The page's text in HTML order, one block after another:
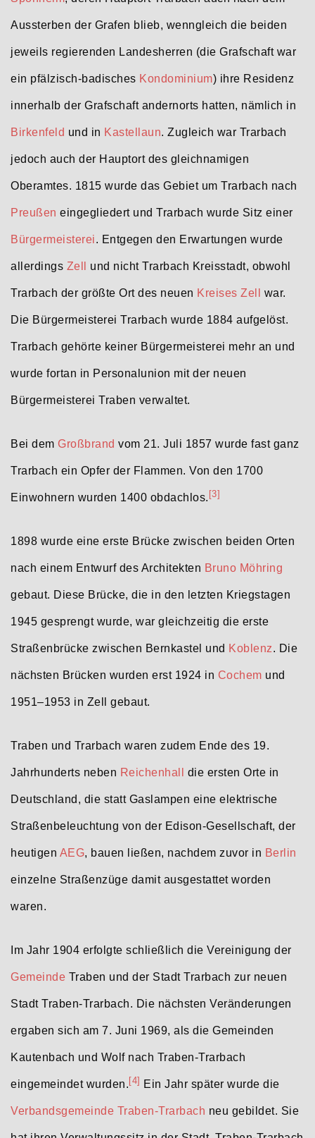
Aussterben der Grafen blieb, wenngleich die beiden
jeweils regierenden Landesherren (die Grafschaft war
ein pfälzisch-badisches Kondominium) ihre Residenz
innerhalb der Grafschaft andernorts hatten, nämlich in
Birkenfeld und in Kastellaun. Zugleich war Trarbach
jedoch auch der Hauptort des gleichnamigen
Oberamtes. 1815 wurde das Gebiet um Trarbach nach
Preußen eingegliedert und Trarbach wurde Sitz einer
Bürgermeisterei. Entgegen den Erwartungen wurde
allerdings Zell und nicht Trarbach Kreisstadt, obwohl
Trarbach der größte Ort des neuen Kreises Zell war.
Die Bürgermeisterei Trarbach wurde 1884 aufgelöst.
Trarbach gehörte keiner Bürgermeisterei mehr an und
wurde fortan in Personalunion mit der neuen
Bürgermeisterei Traben verwaltet.
Bei dem Großbrand vom 21. Juli 1857 wurde fast ganz
Trarbach ein Opfer der Flammen. Von den 1700
Einwohnern wurden 1400 obdachlos. [3]
1898 wurde eine erste Brücke zwischen beiden Orten
nach einem Entwurf des Architekten Bruno Möhring
gebaut. Diese Brücke, die in den letzten Kriegstagen
1945 gesprengt wurde, war gleichzeitig die erste
Straßenbrücke zwischen Bernkastel und Koblenz. Die
nächsten Brücken wurden erst 1924 in Cochem und
1951–1953 in Zell gebaut.
Traben und Trarbach waren zudem Ende des 19.
Jahrhunderts neben Reichenhall die ersten Orte in
Deutschland, die statt Gaslampen eine elektrische
Straßenbeleuchtung von der Edison-Gesellschaft, der
heutigen AEG, bauen ließen, nachdem zuvor in Berlin
einzelne Straßenzüge damit ausgestattet worden
waren.
Im Jahr 1904 erfolgte schließlich die Vereinigung der
Gemeinde Traben und der Stadt Trarbach zur neuen
Stadt Traben-Trarbach. Die nächsten Veränderungen
ergaben sich am 7. Juni 1969, als die Gemeinden
Kautenbach und Wolf nach Traben-Trarbach
eingemeindet wurden. [4] Ein Jahr später wurde die
Verbandsgemeinde Traben-Trarbach neu gebildet. Sie